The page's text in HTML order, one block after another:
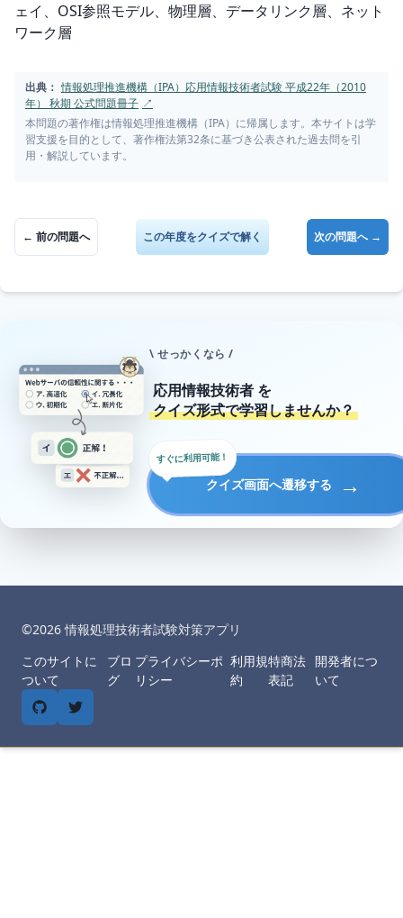
ェイ、OSI参照モデル、物理層、データリンク層、ネット
ワーク層
出典： 情報処理推進機構（IPA）応用情報技術者試験 平成22年（2010
年） 秋期 公式問題冊子 ↗
本問題の著作権は情報処理推進機構（IPA）に帰属します。本サイトは学
習支援を目的として、著作権法第32条に基づき公表された過去問を引
用・解説しています。
← 前の問題へ この年度をクイズで解く 次の問題へ →
\ せっかくなら /
応用情報技術者 を
クイズ形式で学習しませんか？
クイズ画面へ遷移する →
すぐに利用可能！
©︎2026情報処理技術者試験対策アプリ
このサイトに
ついて
ブロ
グ
プライバシーポ
リシー
利用規
約
特商法
表記
開発者につ
いて